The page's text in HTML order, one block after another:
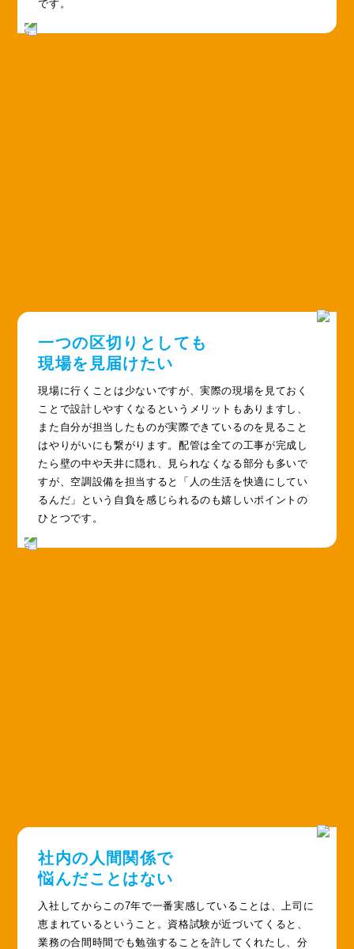
です。
一つの区切りとしても
現場を見届けたい
現場に行くことは少ないですが、実際の現場を見ておく
ことで設計しやすくなるというメリットもありますし、
また自分が担当したものが実際できているのを見ること
はやりがいにも繋がります。配管は全ての工事が完成し
たら壁の中や天井に隠れ、見られなくなる部分も多いで
すが、空調設備を担当すると「人の生活を快適にしてい
るんだ」という自負を感じられるのも嬉しいポイントの
ひとつです。
社内の人間関係で
悩んだことはない
入社してからこの7年で一番実感していることは、上司に
恵まれているということ。資格試験が近づいてくると、
業務の合間時間でも勉強することを許してくれたし、分